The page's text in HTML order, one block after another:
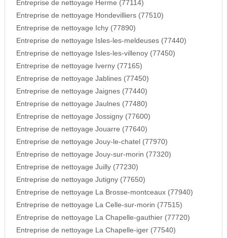
Entreprise de nettoyage Herme (77114)
Entreprise de nettoyage Hondevilliers (77510)
Entreprise de nettoyage Ichy (77890)
Entreprise de nettoyage Isles-les-meldeuses (77440)
Entreprise de nettoyage Isles-les-villenoy (77450)
Entreprise de nettoyage Iverny (77165)
Entreprise de nettoyage Jablines (77450)
Entreprise de nettoyage Jaignes (77440)
Entreprise de nettoyage Jaulnes (77480)
Entreprise de nettoyage Jossigny (77600)
Entreprise de nettoyage Jouarre (77640)
Entreprise de nettoyage Jouy-le-chatel (77970)
Entreprise de nettoyage Jouy-sur-morin (77320)
Entreprise de nettoyage Juilly (77230)
Entreprise de nettoyage Jutigny (77650)
Entreprise de nettoyage La Brosse-montceaux (77940)
Entreprise de nettoyage La Celle-sur-morin (77515)
Entreprise de nettoyage La Chapelle-gauthier (77720)
Entreprise de nettoyage La Chapelle-iger (77540)